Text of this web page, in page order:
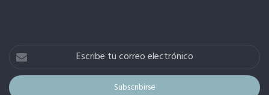
Escribe
correo
electrónico